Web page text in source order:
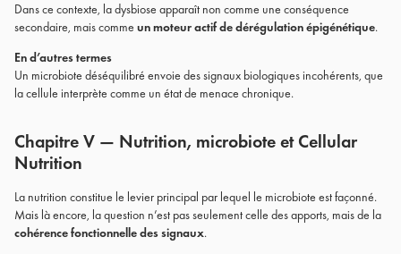
Dans ce contexte, la dysbiose apparaît non comme une conséquence
secondaire, mais comme un moteur actif de dérégulation épigénétique.
En d’autres termes
Un microbiote déséquilibré envoie des signaux biologiques incohérents, que
la cellule interprète comme un état de menace chronique.
Chapitre V — Nutrition, microbiote et Cellular
Nutrition
La nutrition constitue le levier principal par lequel le microbiote est façonné.
Mais là encore, la question n’est pas seulement celle des apports, mais de la
cohérence fonctionnelle des signaux.